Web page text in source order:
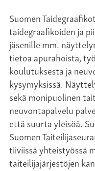
Suomen
taidegraafikoiden ja
jäsenille mm.
tietoa apurahoista,
koulutuksesta ja
kysymyksissä.
sekä monipuolinen
neuvontapalvelu
että suurta yleisöä.
Suomen
tiiviissä yhteistyössä
taiteilijajärjestöjen